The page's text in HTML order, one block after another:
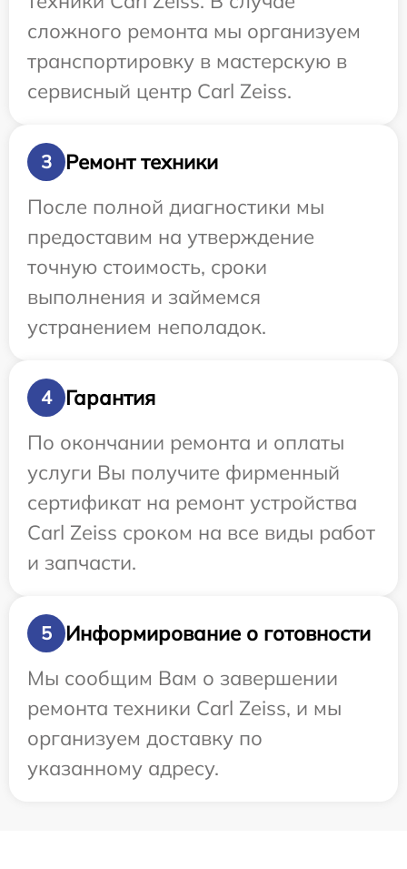
сложного ремонта мы организуем
транспортировку в мастерскую в
сервисный центр Carl Zeiss.
3
Ремонт техники
После полной диагностики мы
предоставим на утверждение
точную стоимость, сроки
выполнения и займемся
устранением неполадок.
4
Гарантия
По окончании ремонта и оплаты
услуги Вы получите фирменный
сертификат на ремонт устройства
Carl Zeiss сроком на все виды работ
и запчасти.
5
Информирование о готовности
Мы сообщим Вам о завершении
ремонта техники Carl Zeiss, и мы
организуем доставку по
указанному адресу.